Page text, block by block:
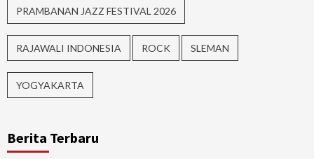
PRAMBANAN JAZZ FESTIVAL 2026
RAJAWALI INDONESIA ROCK SLEMAN
YOGYAKARTA
Berita Terbaru